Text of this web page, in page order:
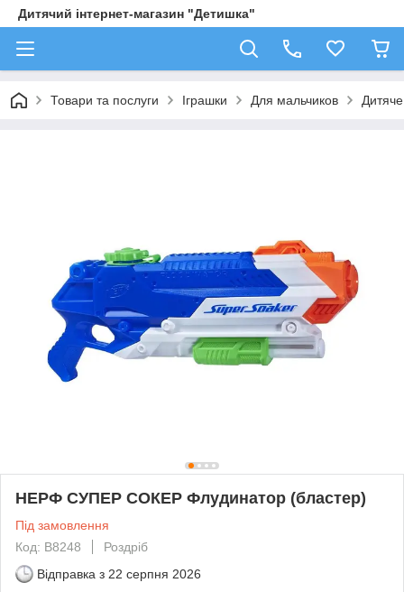
Дитячий інтернет-магазин "Детишка"
Товари та послуги Іграшки Для мальчиков
НЕРФ СУПЕР СОКЕР Флудинатор (бластер)
Під замовлення
Код: B8248
Роздріб
Відправка з 22 серпня 2026